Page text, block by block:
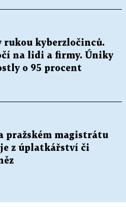
rukou kyberzločinců.
na lidi a firmy. Úniky
o 95 procent
pražském magistrátu
z úplatkářství či